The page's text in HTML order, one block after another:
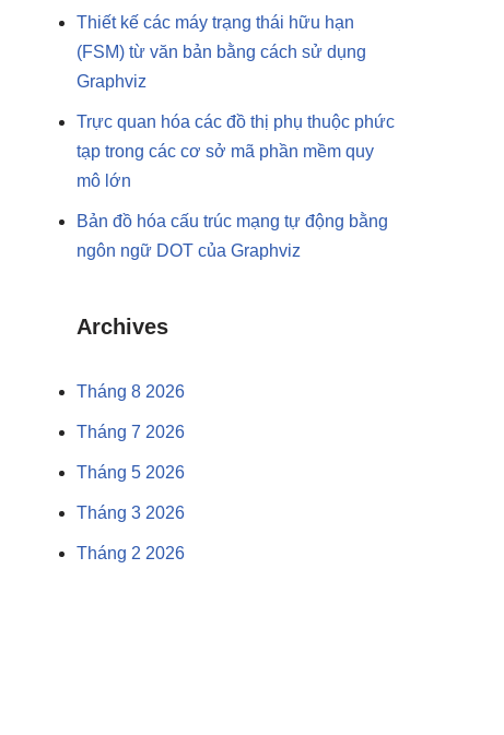
Thiết kế các máy trạng thái hữu hạn
(FSM) từ văn bản bằng cách sử dụng
Graphviz
Trực quan hóa các đồ thị phụ thuộc phức
tạp trong các cơ sở mã phần mềm quy
mô lớn
Bản đồ hóa cấu trúc mạng tự động bằng
ngôn ngữ DOT của Graphviz
Archives
Tháng 8 2026
Tháng 7 2026
Tháng 5 2026
Tháng 3 2026
Tháng 2 2026